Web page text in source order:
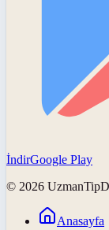
İndirGoogle Play
© 2026
Anasayfa